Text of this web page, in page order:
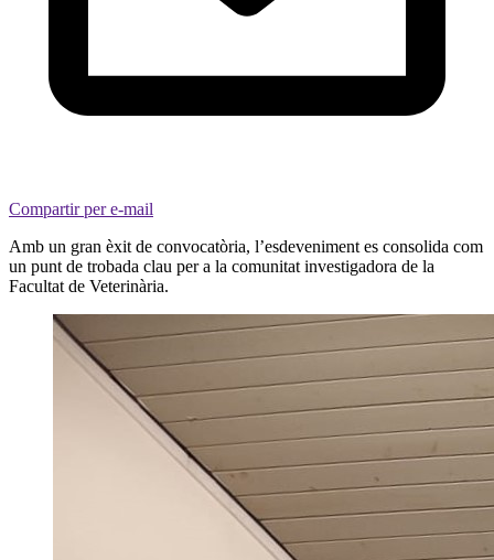
Compartir per e-mail
Amb un gran èxit de convocatòria, l’esdeveniment es consolida com
un punt de trobada clau per a la comunitat investigadora de la
Facultat de Veterinària.